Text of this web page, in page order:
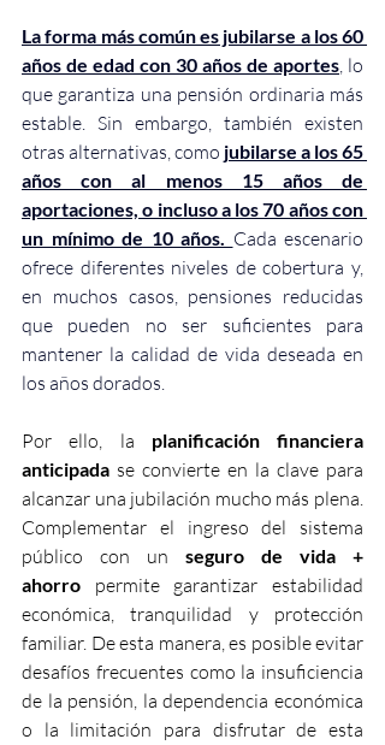
La forma más común es jubilarse a los 60
años de edad con 30 años de aportes, lo
que garantiza una pensión ordinaria más
estable. Sin embargo, también existen
otras alternativas, como jubilarse a los 65
años con al menos 15 años de
aportaciones, o incluso a los 70 años con
un mínimo de 10 años. Cada escenario
ofrece diferentes niveles de cobertura y,
en muchos casos, pensiones reducidas
que pueden no ser suficientes para
mantener la calidad de vida deseada en
los años dorados.
Por ello, la planificación financiera
anticipada se convierte en la clave para
alcanzar una jubilación mucho más plena.
Complementar el ingreso del sistema
público con un seguro de vida +
ahorro permite garantizar estabilidad
económica, tranquilidad y protección
familiar. De esta manera, es posible evitar
desafíos frecuentes como la insuficiencia
de la pensión, la dependencia económica
o la limitación para disfrutar de esta